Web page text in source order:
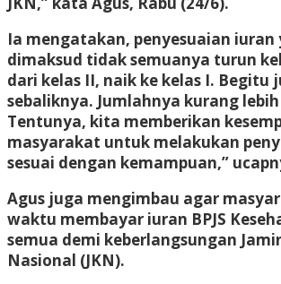
Ia mengatakan, penyesuaian iuran
dimaksud tidak semuanya turun
dari kelas II, naik ke kelas I. Begitu
sebaliknya. Jumlahnya kurang
Tentunya, kita memberikan
masyarakat untuk melakukan
sesuai dengan kemampuan,”
Agus juga mengimbau agar
waktu membayar iuran BPJS
semua demi keberlangsungan
Nasional (JKN).